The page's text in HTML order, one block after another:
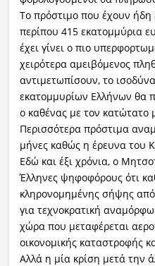
Το πρόστιμο που έχουν ήδη
περίπου 415 εκατομμύρια
έχει γίνει ο πιο
χειρότερα αμειβόμενος
αντιμετωπίσουν, το
εκατομμυρίων Ελλήνων θα
ο καθένας με τον κατώτατο
Περισσότερα πρόστιμα
μήνες καθώς η έρευνα του
Εδώ και έξι χρόνια, ο
Έλληνες ψηφοφόρους ότι
κληρονομημένης σήψης από
για τεχνοκρατική
χώρα που μεταφέρεται
οικονομικής καταστροφής
Αλλά η μία κρίση μετά την